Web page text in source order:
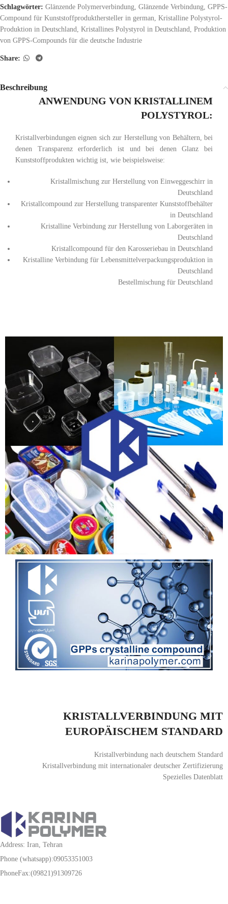
Schlagwörter: Glänzende Polymerverbindung, Glänzende Verbindung, GPPS-
Compound für Kunststoffprodukthersteller in german, Kristalline Polystyrol-
Produktion in Deutschland, Kristallines Polystyrol in Deutschland, Produktion
von GPPS-Compounds für die deutsche Industrie
Share:
Beschreibung
ANWENDUNG VON KRISTALLINEM
POLYSTYROL:
Kristallverbindungen eignen sich zur Herstellung von Behältern, bei
denen Transparenz erforderlich ist und bei denen Glanz bei
Kunststoffprodukten wichtig ist, wie beispielsweise:
Kristallmischung zur Herstellung von Einweggeschirr in
Deutschland
Kristallcompound zur Herstellung transparenter Kunststoffbehälter
in Deutschland
Kristalline Verbindung zur Herstellung von Laborgeräten in
Deutschland
Kristallcompound für den Karosseriebau in Deutschland
Kristalline Verbindung für Lebensmittelverpackungsproduktion in
Deutschland
Bestellmischung für Deutschland
KRISTALLVERBINDUNG MIT
EUROPÄISCHEM STANDARD
Kristallverbindung nach deutschem Standard
Kristallverbindung mit internationaler deutscher Zertifizierung
Spezielles Datenblatt
Address: Iran, Tehran
Phone (whatsapp):09053351003
PhoneFax:(09821)91309726